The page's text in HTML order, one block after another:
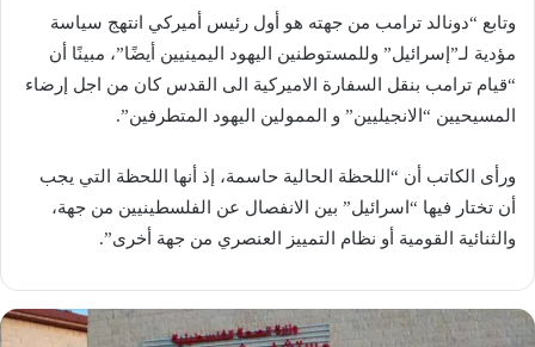
وتابع “دونالد ترامب من جهته هو أول رئيس أميركي انتهج سياسة
مؤدية لـ”إسرائيل” وللمستوطنين اليهود اليمينيين أيضًا”، مبينًا أن
“قيام ترامب بنقل السفارة الاميركية الى القدس كان من اجل إرضاء
المسيحيين “الانجيليين” و الممولين اليهود المتطرفين”.
ورأى الكاتب أن “اللحظة الحالية حاسمة، إذ أنها اللحظة التي يجب
أن تختار فيها “اسرائيل” بين الانفصال عن الفلسطينيين من جهة،
والثنائية القومية أو نظام التمييز العنصري من جهة أخرى”.